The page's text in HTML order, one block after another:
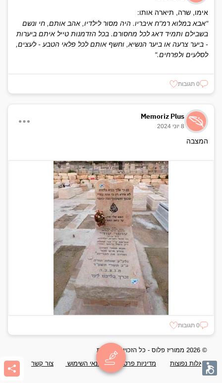
אימו, שרה, תיארה אותו:
"אבא במלוא רמ"ח איבריו. היה מסור לילדיו, אהב אותם, חי ונשם
בשבילם ותמיד דאג לכל מחסורם. בכל הזדמנות טייל איתם ביערות
- ביער צרעה או ביער הנשיא, וחשף אותם לכל פלאי הטבע - לעצים,
לסלעים ולפרחים."
0 תגובות
Memoriz Plus
8 יוני 2024
המצבה
0 תגובות
© 2026 ממוריז פלוס - כל הזכויות שמורות
שאלות נפוצות
מדיניות פרטיות תנאי השימוש צור קשר